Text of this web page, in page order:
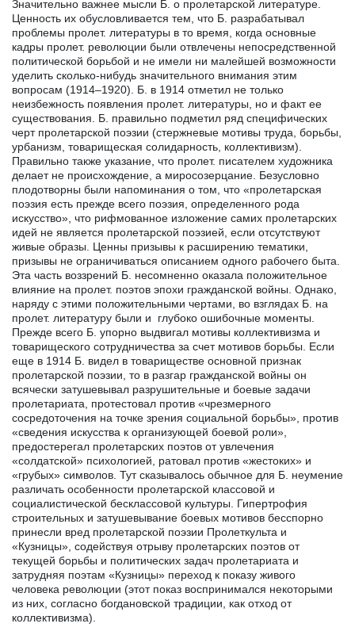
Значительно важнее мысли Б. о пролетарской литературе.
Ценность их обусловливается тем, что Б. разрабатывал
проблемы пролет. литературы в то время, когда основные
кадры пролет. революции были отвлечены непосредственной
политической борьбой и не имели ни малейшей возможности
уделить сколько-нибудь значительного внимания этим
вопросам (1914–1920). Б. в 1914 отметил не только
неизбежность появления пролет. литературы, но и факт ее
существования. Б. правильно подметил ряд специфических
черт пролетарской поэзии (стержневые мотивы труда, борьбы,
урбанизм, товарищеская солидарность, коллективизм).
Правильно также указание, что пролет. писателем художника
делает не происхождение, а миросозерцание. Безусловно
плодотворны были напоминания о том, что «пролетарская
поэзия есть прежде всего поэзия, определенного рода
искусство», что рифмованное изложение самих пролетарских
идей не является пролетарской поэзией, если отсутствуют
живые образы. Ценны призывы к расширению тематики,
призывы не ограничиваться описанием одного рабочего быта.
Эта часть воззрений Б. несомненно оказала положительное
влияние на пролет. поэтов эпохи гражданской войны. Однако,
наряду с этими положительными чертами, во взглядах Б. на
пролет. литературу были и глубоко ошибочные моменты.
Прежде всего Б. упорно выдвигал мотивы коллективизма и
товарищеского сотрудничества за счет мотивов борьбы. Если
еще в 1914 Б. видел в товариществе основной признак
пролетарской поэзии, то в разгар гражданской войны он
всячески затушевывал разрушительные и боевые задачи
пролетариата, протестовал против «чрезмерного
сосредоточения на точке зрения социальной борьбы», против
«сведения искусства к организующей боевой роли»,
предостерегал пролетарских поэтов от увлечения
«солдатской» психологией, ратовал против «жестоких» и
«грубых» символов. Тут сказывалось обычное для Б. неумение
различать особенности пролетарской классовой и
социалистической бесклассовой культуры. Гипертрофия
строительных и затушевывание боевых мотивов бесспорно
принесли вред пролетарской поэзии Пролеткульта и
«Кузницы», содействуя отрыву пролетарских поэтов от
текущей борьбы и политических задач пролетариата и
затрудняя поэтам «Кузницы» переход к показу живого
человека революции (этот показ воспринимался некоторыми
из них, согласно богдановской традиции, как отход от
коллективизма).